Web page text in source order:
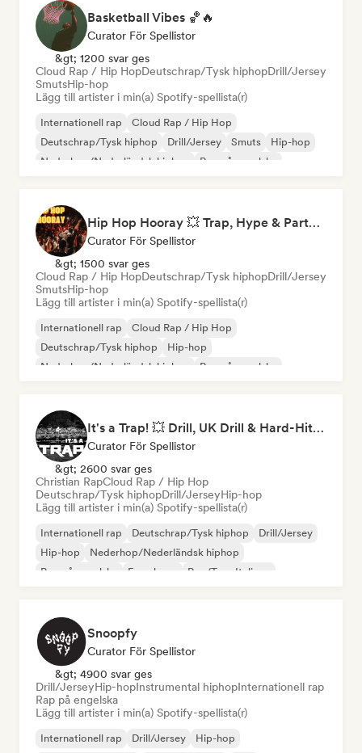
Basketball Vibes 🏀🔥
Curator För Spellistor
&gt; 1200 svar ges
Cloud Rap / Hip HopDeutschrap/Tysk hiphopDrill/Jersey
SmutsHip-hop
Lägg till artister i min(a) Spotify-spellista(r)
Internationell rap
Cloud Rap / Hip Hop
Deutschrap/Tysk hiphop
Drill/Jersey Smuts
Hip-hop
Nederhop/Nederländsk hiphop
Rap på engelska
Hip Hop Hooray 💥 Trap, Hype & Party Rap Bangers
Curator För Spellistor
&gt; 1500 svar ges
Cloud Rap / Hip HopDeutschrap/Tysk hiphopDrill/Jersey
SmutsHip-hop
Lägg till artister i min(a) Spotify-spellista(r)
Internationell rap
Cloud Rap / Hip Hop
Deutschrap/Tysk hiphop
Hip-hop
Nederhop/Nederländsk hiphop
Rap på engelska
It's a Trap! 💥 Drill, UK Drill & Hard-Hitting Trap
Curator För Spellistor
&gt; 2600 svar ges
Christian RapCloud Rap / Hip Hop
Deutschrap/Tysk hiphopDrill/JerseyHip-hop
Lägg till artister i min(a) Spotify-spellista(r)
Internationell rap Deutschrap/Tysk hiphop
Drill/Jersey
Hip-hop
Nederhop/Nederländsk hiphop
Rap på engelska
Fransk rap Rap/Trap Italiano
Snoopfy
Curator För Spellistor
&gt; 4900 svar ges
Drill/JerseyHip-hopInstrumental hiphopInternationell rap
Rap på engelska
Lägg till artister i min(a) Spotify-spellista(r)
Internationell rap Drill/Jersey Hip-hop